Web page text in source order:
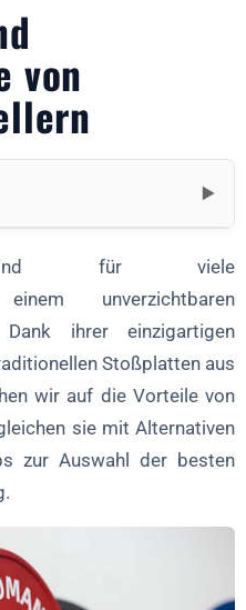
von
▼
Training
Optionen
für viele
unverzichtbaren
Dank ihrer einzigartigen
Stoßplatten aus
wir auf die Vorteile von
sie mit Alternativen
zur Auswahl der besten